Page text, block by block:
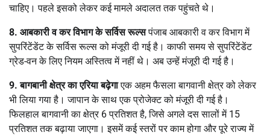
चाहिए। पहले इसको लेकर कई मामले अदालत तक पहुंचते थे।
8. आबकारी व कर विभाग के सर्विस रूल्सपंजाब आबकारी व कर विभाग में
सुपरिंटेंडेंट के सर्विस रूल्स को मंजूरी दी गई है। काफी समय से सुपरिंटेंडेंट
ग्रेड-वन के लिए नियम अस्तित्व में नहीं थे। अब उन्हें मंजूरी दी गई है।
9.बागबानी क्षेत्र का एरिया बढ़ेगाएक अहम फैसला बागवानी क्षेत्र को लेकर
भी लिया गया है। जापान के साथ एक प्रोजेक्ट को मंजूरी दी गई है।
फिलहाल बागवानी का क्षेत्र 6 प्रतिशत है, जिसे अगले दस सालों में 15
प्रतिशत तक बढ़ाया जाएगा। इसमें कई स्तरों पर काम होगा और पूरे राज्य में